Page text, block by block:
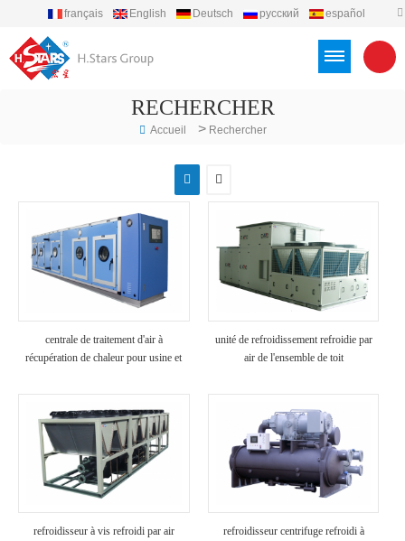
français English Deutsch русский
español
RECHERCHER
Accueil > Rechercher
centrale de traitement d'air à
récupération de chaleur pour usine et
unité de refroidissement refroidie par
air de l'ensemble de toit
refroidisseur à vis refroidi par air
refroidisseur centrifuge refroidi à